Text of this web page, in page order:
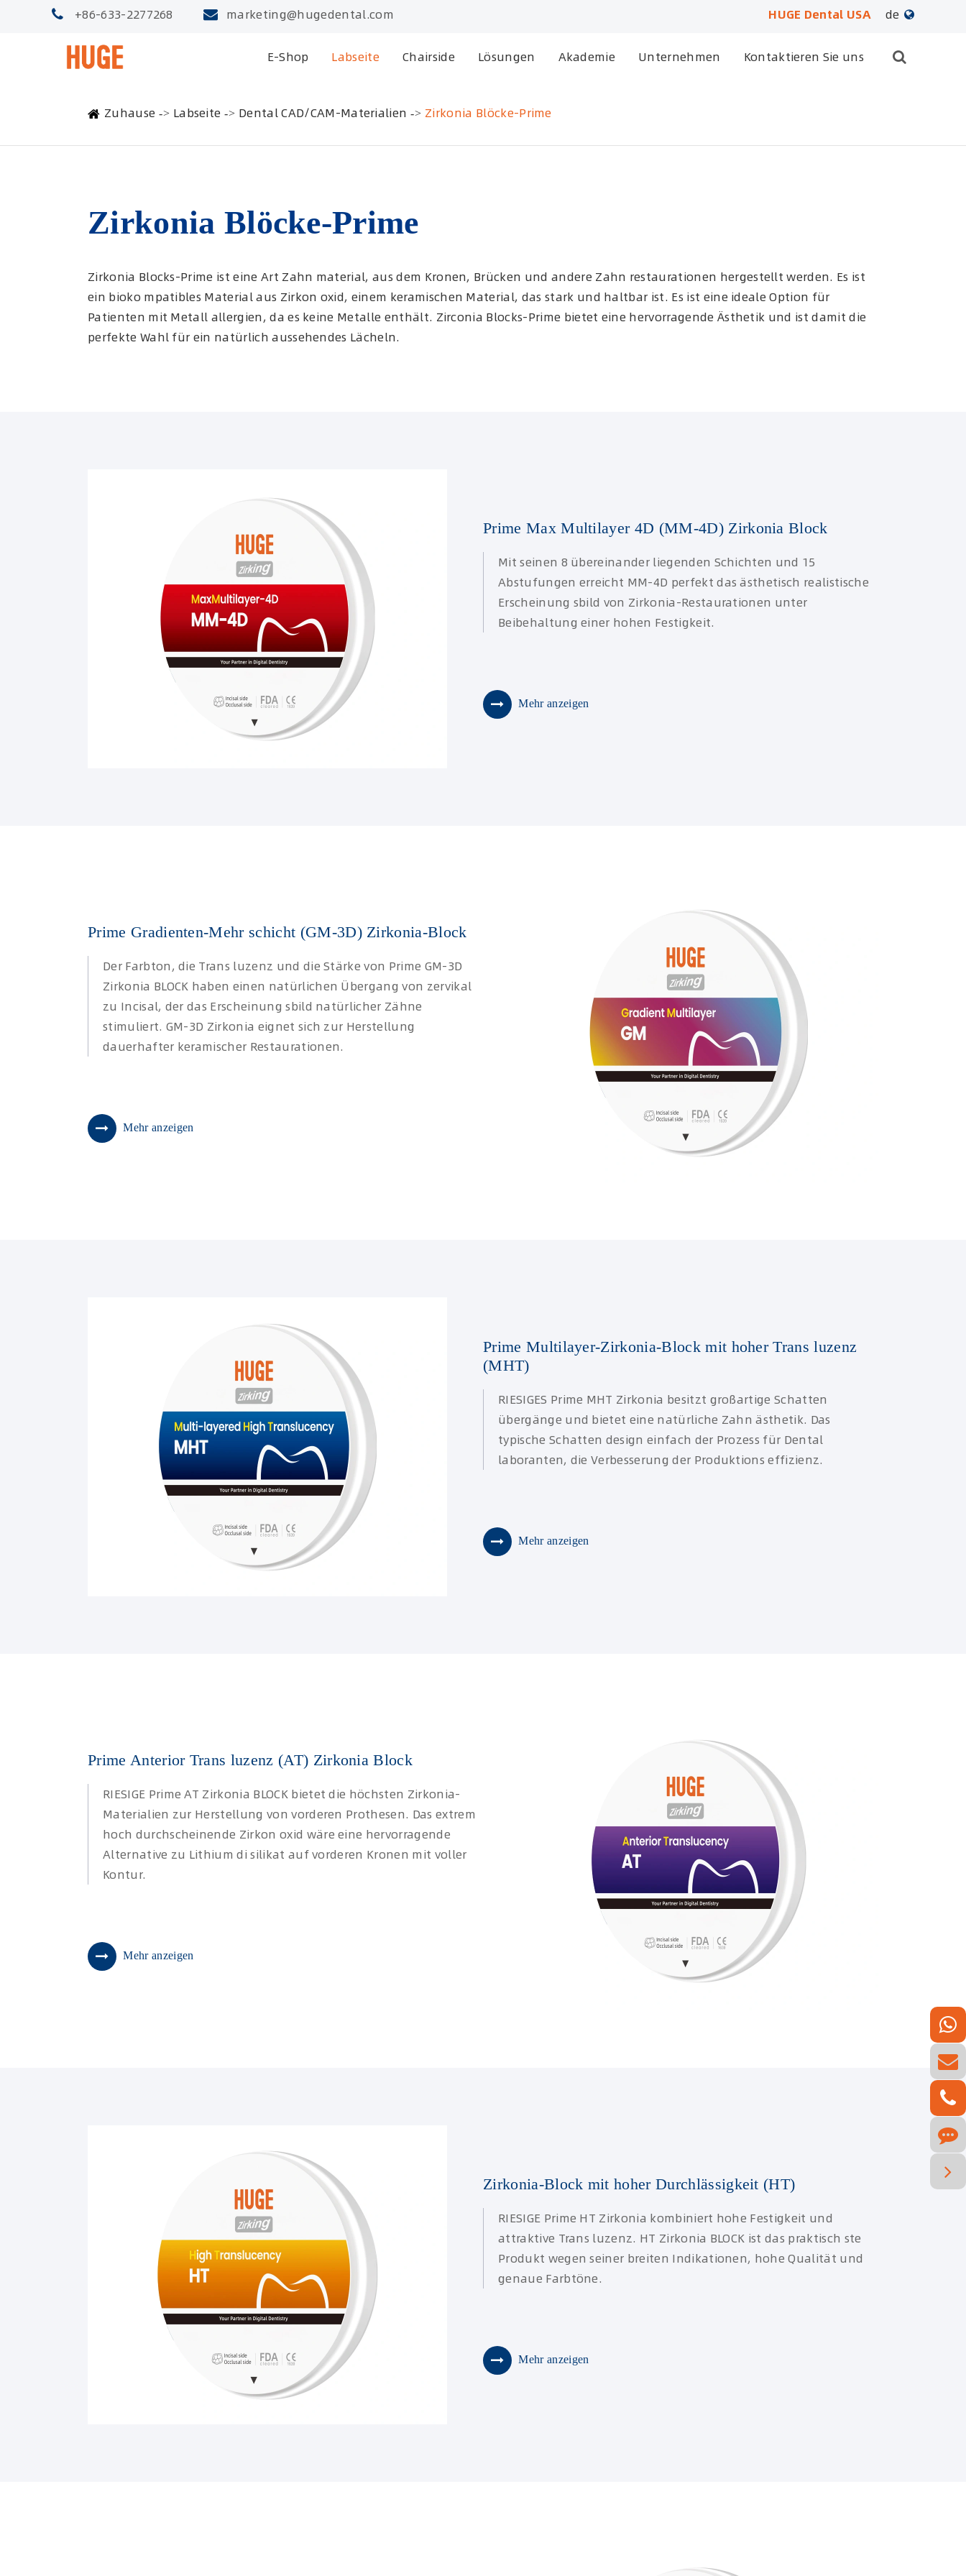
+86-633-2277268 marketing@hugedental.com HUGE Dental USA
de
العربية
E-Shop Labseite Chairside Lösungen Akademie Unternehmen Kontaktieren Sie uns
Zuhause Labseite Dental CAD/CAM-Materialien Zirkonia Blöcke-Prime
Zirkonia Blöcke-Prime
Zirkonia Blocks-Prime ist eine Art Zahn material, aus dem Kronen, Brücken und andere Zahn restaurationen hergestellt werden. Es ist
ein bioko mpatibles Material aus Zirkon oxid, einem keramischen Material, das stark und haltbar ist. Es ist eine ideale Option für
Patienten mit Metall allergien, da es keine Metalle enthält. Zirconia Blocks-Prime bietet eine hervorragende Ästhetik und ist damit die
perfekte Wahl für ein natürlich aussehendes Lächeln.
Prime Max Multilayer 4D (MM-4D) Zirkonia Block
Mit seinen 8 übereinander liegenden Schichten und 15
Abstufungen erreicht MM-4D perfekt das ästhetisch realistische
Erscheinung sbild von Zirkonia-Restaurationen unter
Beibehaltung einer hohen Festigkeit.
Mehr anzeigen
Prime Gradienten-Mehr schicht (GM-3D) Zirkonia-Block
Der Farbton, die Trans luzenz und die Stärke von Prime GM-3D
Zirkonia BLOCK haben einen natürlichen Übergang von zervikal
zu Incisal, der das Erscheinung sbild natürlicher Zähne
stimuliert. GM-3D Zirkonia eignet sich zur Herstellung
dauerhafter keramischer Restaurationen.
Mehr anzeigen
Prime Multilayer-Zirkonia-Block mit hoher Trans luzenz
(MHT)
RIESIGES Prime MHT Zirkonia besitzt großartige Schatten
übergänge und bietet eine natürliche Zahn ästhetik. Das
typische Schatten design einfach der Prozess für Dental
laboranten, die Verbesserung der Produktions effizienz.
Mehr anzeigen
Prime Anterior Trans luzenz (AT) Zirkonia Block
RIESIGE Prime AT Zirkonia BLOCK bietet die höchsten Zirkonia-
Materialien zur Herstellung von vorderen Prothesen. Das extrem
hoch durchscheinende Zirkon oxid wäre eine hervorragende
Alternative zu Lithium di silikat auf vorderen Kronen mit voller
Kontur.
Mehr anzeigen
Zirkonia-Block mit hoher Durchlässigkeit (HT)
RIESIGE Prime HT Zirkonia kombiniert hohe Festigkeit und
attraktive Trans luzenz. HT Zirkonia BLOCK ist das praktisch ste
Produkt wegen seiner breiten Indikationen, hohe Qualität und
genaue Farbtöne.
Mehr anzeigen